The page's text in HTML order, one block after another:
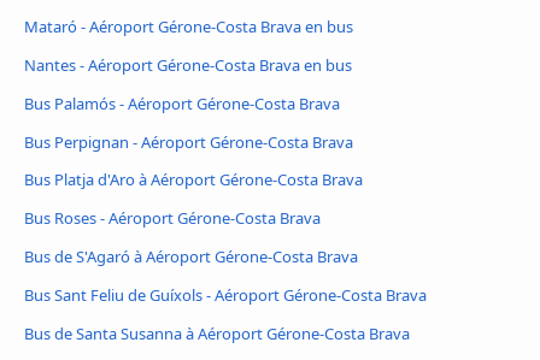
Mataró - Aéroport Gérone-Costa Brava en bus
Nantes - Aéroport Gérone-Costa Brava en bus
Bus Palamós - Aéroport Gérone-Costa Brava
Bus Perpignan - Aéroport Gérone-Costa Brava
Bus Platja d'Aro à Aéroport Gérone-Costa Brava
Bus Roses - Aéroport Gérone-Costa Brava
Bus de S'Agaró à Aéroport Gérone-Costa Brava
Bus Sant Feliu de Guíxols - Aéroport Gérone-Costa Brava
Bus de Santa Susanna à Aéroport Gérone-Costa Brava